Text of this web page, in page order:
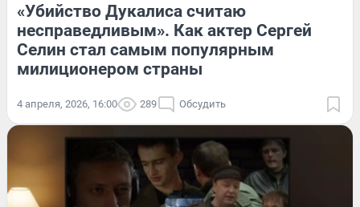
«Убийство Дукалиса считаю
несправедливым». Как актер Сергей
Селин стал самым популярным
милиционером страны
4 апреля, 2026, 16:00 289 Обсудить